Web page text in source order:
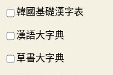
韓國基礎漢字表
漢語大字典
草書大字典